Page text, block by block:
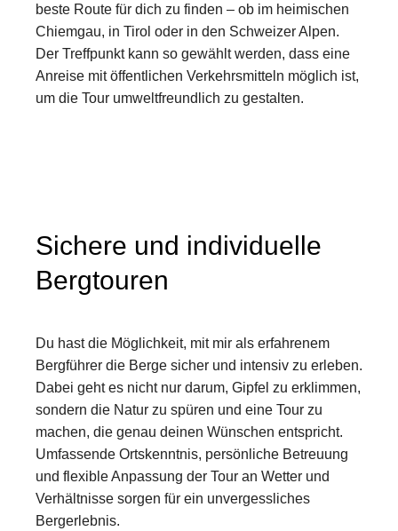
beste Route für dich zu finden – ob im heimischen
Chiemgau, in Tirol oder in den Schweizer Alpen.
Der Treffpunkt kann so gewählt werden, dass eine
Anreise mit öffentlichen Verkehrsmitteln möglich ist,
um die Tour umweltfreundlich zu gestalten.
Sichere und individuelle
Bergtouren ​
Du hast die Möglichkeit, mit mir als erfahrenem
Bergführer die Berge sicher und intensiv zu erleben.
Dabei geht es nicht nur darum, Gipfel zu erklimmen,
sondern die Natur zu spüren und eine Tour zu
machen, die genau deinen Wünschen entspricht.
Umfassende Ortskenntnis, persönliche Betreuung
und flexible Anpassung der Tour an Wetter und
Verhältnisse sorgen für ein unvergessliches
Bergerlebnis.